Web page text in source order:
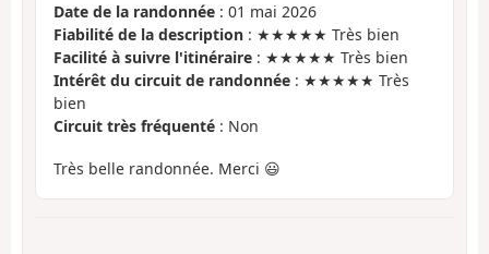
Date de la randonnée : 01 mai 2026
Fiabilité de la description : ★★★★★ Très bien
Facilité à suivre l'itinéraire : ★★★★★ Très bien
Intérêt du circuit de randonnée : ★★★★★ Très
bien
Circuit très fréquenté : Non
Très belle randonnée. Merci 😃